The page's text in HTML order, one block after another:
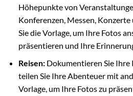
Höhepunkte von
Konferenzen, Messen,
Sie die Vorlage, um Ihre Fotos
präsentieren und Ihre
Reisen:Dokumentieren Sie Ihre
teilen Sie Ihre Abenteuer mit
Vorlage, um Ihre Fotos zu